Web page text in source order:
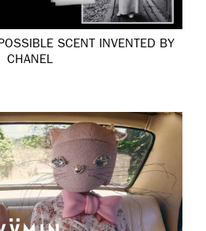
SCENT INVENTED BY
CHANEL